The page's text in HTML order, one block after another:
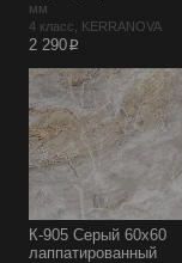
мм
4 класс, KERRANOVA
2 290p
К-905 Серый 60х60
лаппатированный